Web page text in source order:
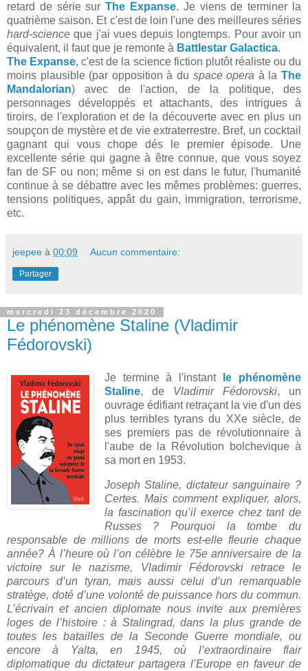
retard de série surThe Expanse. Je viens de terminer la
quatrième saison. Et c'est de loin l'une des meilleures séries
hard-science que j'ai vues depuis longtemps. Pour avoir un
équivalent, il faut que je remonte à Battlestar Galactica.
The Expanse, c'est de la science fiction plutôt réaliste ou du
moins plausible (par opposition à du space opera à laThe
Mandalorian) avec de l'action, de la politique, des
personnages développés et attachants, des intrigues à
tiroirs, de l'exploration et de la découverte avec en plus un
soupçon de mystère et de vie extraterrestre. Bref, un cocktail
gagnant qui vous chope dés le premier épisode. Une
excellente série qui gagne à être connue, que vous soyez
fan de SF ou non; même si on est dans le futur, l'humanité
continue à se débattre avec les mêmes problèmes: guerres,
tensions politiques, appât du gain, immigration, terrorisme,
etc.
jeepee à 00:09 Aucun commentaire:
Partager
mercredi 23 décembre 2020
Le phénomène Staline (Vladimir
Fédorovski)
Je termine à l'instant
le phénomène
Staline, de Vladimir Fédorovski, un
ouvrage édifiant retraçant la vie d'un des
plus terribles tyrans du XXe siècle, de
ses premiers pas de révolutionnaire à
l'aube de la Révolution bolchevique à
sa mort en 1953.
Joseph Staline, dictateur sanguinaire ?
Certes. Mais comment expliquer, alors,
la fascination qu’il exerce chez tant de
Russes ? Pourquoi la tombe du
responsable de millions de morts est-elle fleurie chaque
année? À l’heure où l’on célèbre le 75e anniversaire de la
victoire sur le nazisme, Vladimir Fédorovski retrace le
parcours d’un tyran, mais aussi celui d’un remarquable
stratège, doté d’une volonté de puissance hors du commun.
L’écrivain et ancien diplomate nous invite aux premières
loges de l’histoire : à Stalingrad, dans la plus grande de
toutes les batailles de la Seconde Guerre mondiale, ou
encore à Yalta, en 1945, où l’extraordinaire flair
diplomatique du dictateur partagera l’Europe en faveur de